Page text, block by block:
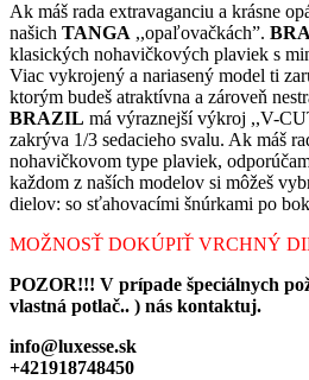
Ak máš rada extravaganciu a krásne
našich TANGA ,,opaľovačkách”.
klasických nohavičkových plaviek s
Viac vykrojený a nariasený model ti
ktorým budeš atraktívna a zároveň
BRAZIL má výraznejší výkroj ,,V-
zakrýva 1/3 sedacieho svalu. Ak máš
nohavičkovom type plaviek,
každom z naších modelov si môžeš
dielov: so sťahovacími šnúrkami po
MOŽNOSŤ DOKÚPIŤ VRCHNÝ
POZOR!!! V prípade špeciálnych
vlastná potlač.. ) nás kontaktuj.
info@luxesse.sk
+421918748450